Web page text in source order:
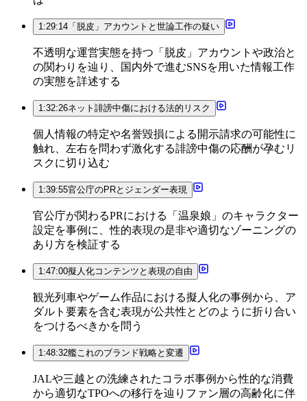
1:29:14 「脱皮」アカウントと世論工作の疑い
不透明な運営実態を持つ「脱皮」アカウントや政治と
の関わりを辿り、国内外で進むSNSを用いた情報工作
の実態を詳述する
1:32:26ネット誹謗中傷における法的リスク
個人情報の特定や名誉毀損による開示請求の可能性に
触れ、左右を問わず激化する誹謗中傷の応酬が孕むリ
スクに切り込む
1:39:55官公庁のPRとジェンダー表現
官公庁が関わるPRにおける「温泉娘」のキャラクター
設定を事例に、性的表現の是非や適切なゾーニングの
あり方を検証する
1:47:00擬人化コンテンツと表現の自由
観光列車やゲーム作品における擬人化の事例から、ア
ダルト要素を含む表現が公共性とどのように折り合い
をつけるべきかを問う
1:48:32艦これのブランド戦略と変遷
JALや三越との洗練されたコラボ事例から性的な消費
から適切なTPOへの移行を辿りファン層の高齢化に伴